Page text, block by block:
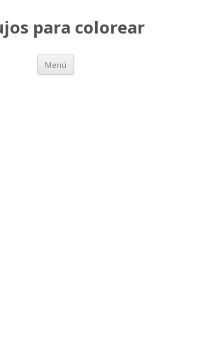
para colorear
Menú Saltar
contenido